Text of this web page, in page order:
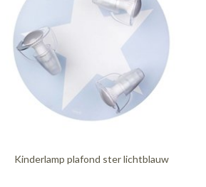
Kinderlamp plafond ster lichtblauw